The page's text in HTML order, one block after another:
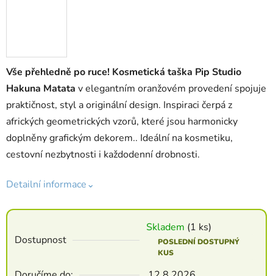
Vše přehledně po ruce! Kosmetická taška Pip Studio
Hakuna Matata v elegantním oranžovém provedení spojuje
praktičnost, styl a originální design. Inspiraci čerpá z
afrických geometrických vzorů, které jsou harmonicky
doplněny grafickým dekorem.. Ideální na kosmetiku,
cestovní nezbytnosti i každodenní drobnosti.
Detailní informace⌄
Dostupnost
Skladem (1 ks)
POSLEDNÍ DOSTUPNÝ
KUS